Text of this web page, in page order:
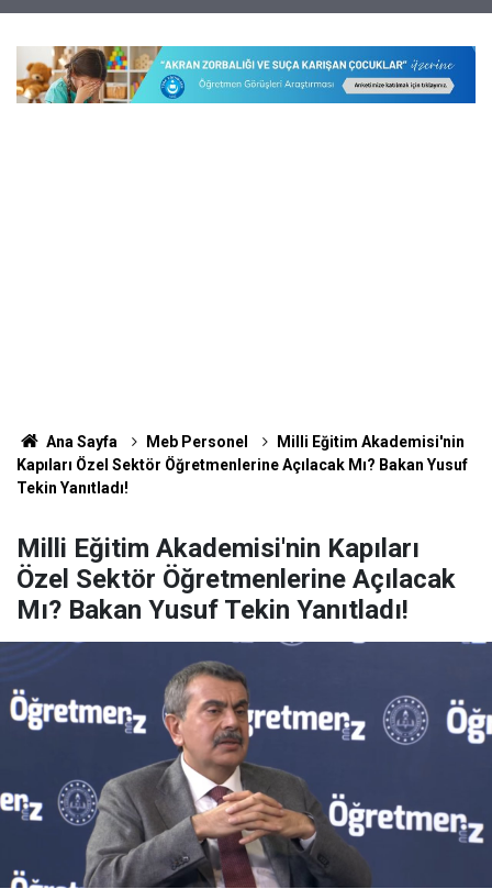
Ana Sayfa Meb Personel
Milli Eğitim Akademisi'nin
Kapıları Özel Sektör Öğretmenlerine Açılacak Mı? Bakan Yusuf
Tekin Yanıtladı!
Milli Eğitim Akademisi'nin Kapıları
Özel Sektör Öğretmenlerine Açılacak
Mı? Bakan Yusuf Tekin Yanıtladı!